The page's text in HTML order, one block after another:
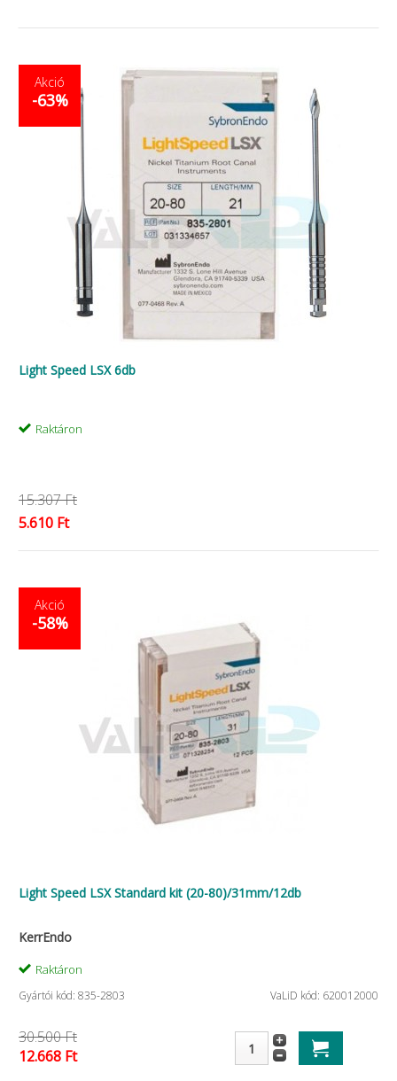
Akció
-63%
Light Speed LSX 6db
Raktáron
15.307 Ft
5.610 Ft
Akció
-58%
Light Speed LSX Standard kit (20-80)/31mm/12db
KerrEndo
Raktáron
Gyártói kód: 835-2803 VaLiD kód: 620012000
30.500 Ft
12.668 Ft